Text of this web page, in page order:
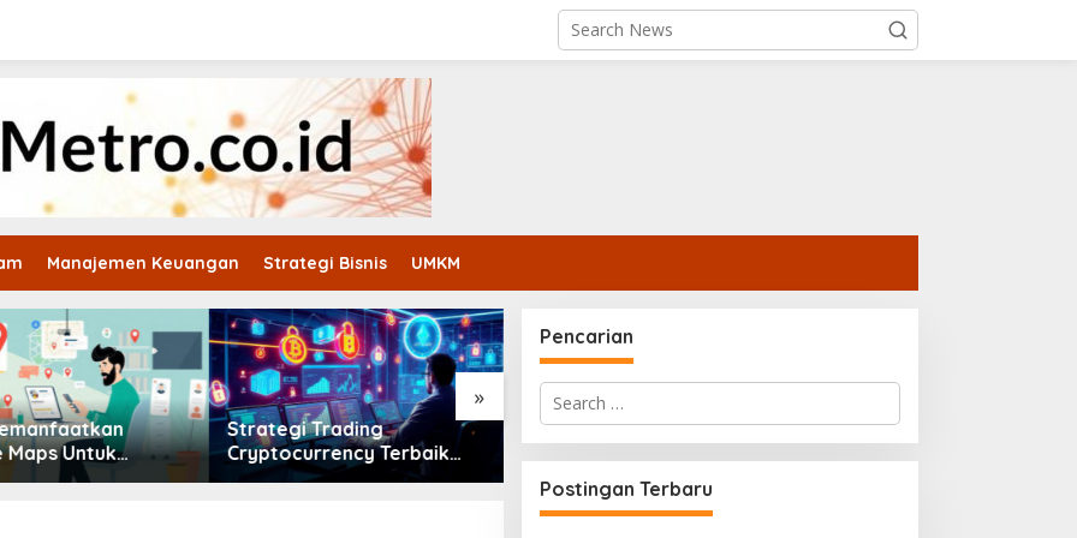
Manajemen Keuangan Strategi Bisnis UMKM
»
Trading
Terbaik
Ribu Dua Puluh
Cara Mendapatkan Modal
Usaha Tanpa Jaminan Bagi
Pelaku UMKM Pemula
Tips Melakukan Transaksi
Murah
Manfaat Menggunakan
Pencarian
Search
for:
Postingan Terbaru